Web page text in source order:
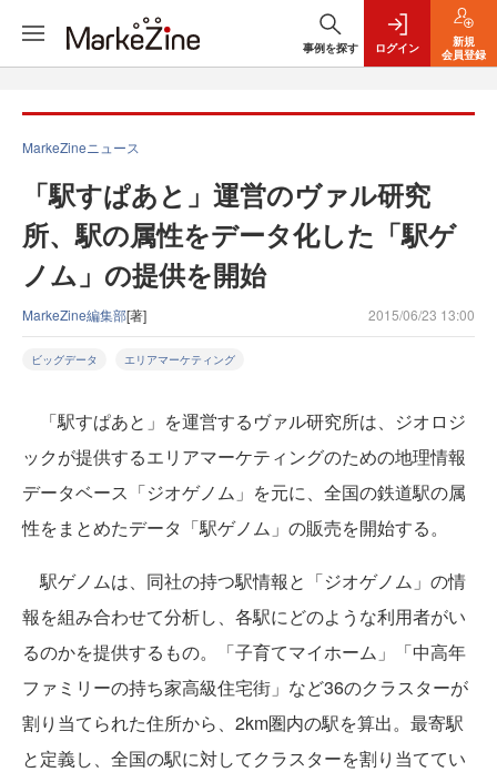
事例を探す ログイン
新規
会員登録
MarkeZineニュース
「駅すぱあと」運営のヴァル研究
所、駅の属性をデータ化した「駅ゲ
ノム」の提供を開始
MarkeZine編集部[著] 2015/06/23 13:00
ビッグデータ エリアマーケティング
「駅すぱあと」を運営するヴァル研究所は、ジオロジ
ックが提供するエリアマーケティングのための地理情報
データベース「ジオゲノム」を元に、全国の鉄道駅の属
性をまとめたデータ「駅ゲノム」の販売を開始する。
駅ゲノムは、同社の持つ駅情報と「ジオゲノム」の情
報を組み合わせて分析し、各駅にどのような利用者がい
るのかを提供するもの。「子育てマイホーム」「中高年
ファミリーの持ち家高級住宅街」など36のクラスターが
割り当てられた住所から、2km圏内の駅を算出。最寄駅
と定義し、全国の駅に対してクラスターを割り当ててい